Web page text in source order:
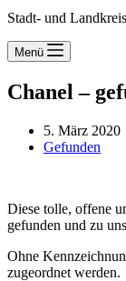
Stadt- und
Menü
Chanel –
5. März 2020
Gefunden
Diese tolle, offene
gefunden und zu
Ohne
zugeordnet werden.